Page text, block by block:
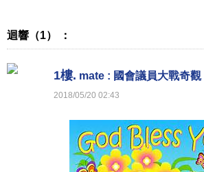
迴響（1） ：
1樓. mate : 國會議員大戰奇觀
2018/05/20 02:43